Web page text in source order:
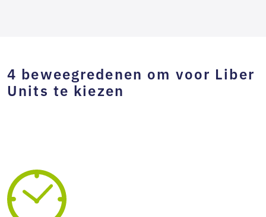
4 beweegredenen om voor Liber
Units te kiezen